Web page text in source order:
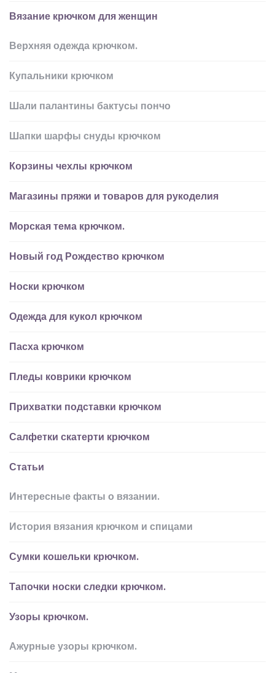
Вязание крючком для женщин
Верхняя одежда крючком.
Купальники крючком
Шали палантины бактусы пончо
Шапки шарфы снуды крючком
Корзины чехлы крючком
Магазины пряжи и товаров для рукоделия
Морская тема крючком.
Новый год Рождество крючком
Носки крючком
Одежда для кукол крючком
Пасха крючком
Пледы коврики крючком
Прихватки подставки крючком
Салфетки скатерти крючком
Статьи
Интересные факты о вязании.
История вязания крючком и спицами
Сумки кошельки крючком.
Тапочки носки следки крючком.
Узоры крючком.
Ажурные узоры крючком.